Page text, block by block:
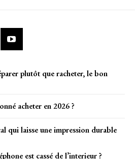
plutôt que racheter, le bon
acheter en 2026 ?
qui laisse une impression durable
est cassé de l’interieur ?